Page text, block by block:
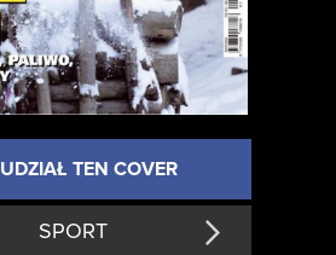
UDZIAŁ TEN COVER
SPORT